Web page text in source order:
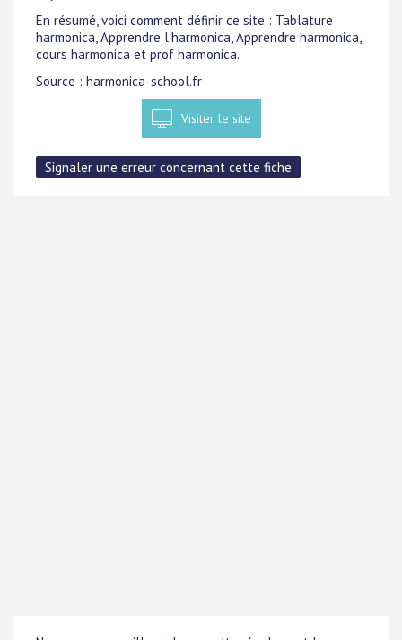
En résumé, voici comment définir ce site : Tablature
harmonica, Apprendre l'harmonica, Apprendre harmonica,
cours harmonica et prof harmonica.
Source : harmonica-school.fr
Visiter le site